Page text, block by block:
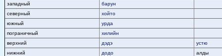
западный
барун
северный
хойто
южный
урда
пограничный
хилийн
верхний
дэдэ
устю
нижний
додо
алды